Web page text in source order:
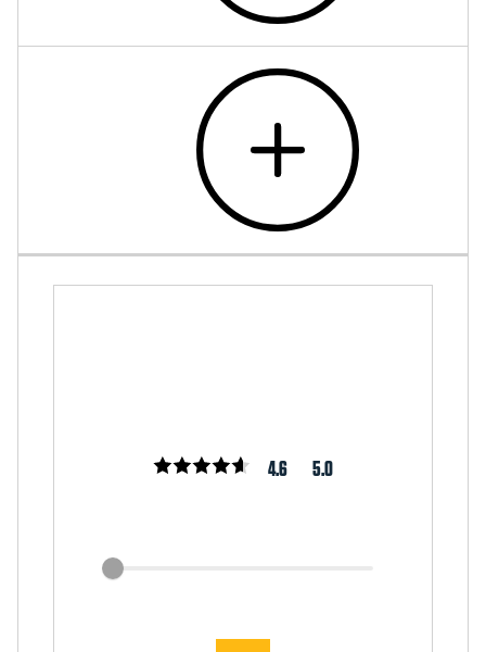
4.6 5.0